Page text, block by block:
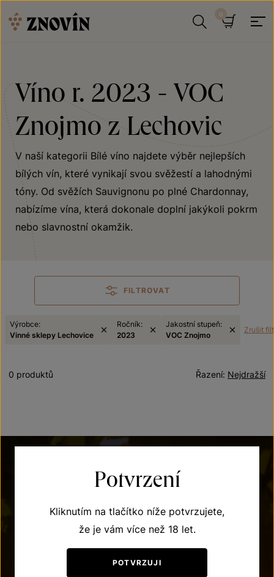
Víno r. 2023 - VOC
Znojmo z Lechovic
V naší kategorii Bílé víno najdete výběr nejlepších
bílých vín, které vynikají svou svěžestí a lahodnými
tóny. Od svěžích Sauvignonu po plné Chardonnay,
nabízíme vína, která dokonale doplní jakýkoli pokrm
nebo slavnostní okamžik.
FILTROVAT
Výrobce:
Vinné sklepy Lechovice
Ročník:
2023
Jakostní stupeň:
VOC Znojmo
Zrušit
Nejdražší
Řazení:
0 produktů
POTŘEBUJETE PORADIT?
+420 515 266 620
Potvrzení
Kliknutím na tlačítko níže potvrzujete,
že je vám více než 18 let.
POTVRZUJI